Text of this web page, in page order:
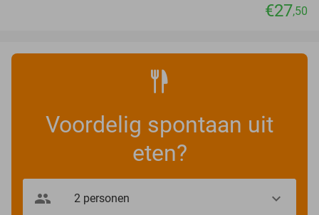
€27,50
Voordelig spontaan uit
eten?